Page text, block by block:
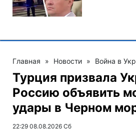
Главная » Новости » Война в
Турция призвала
Россию объявить
удары в Черном
22:29 08.08.2026 Сб